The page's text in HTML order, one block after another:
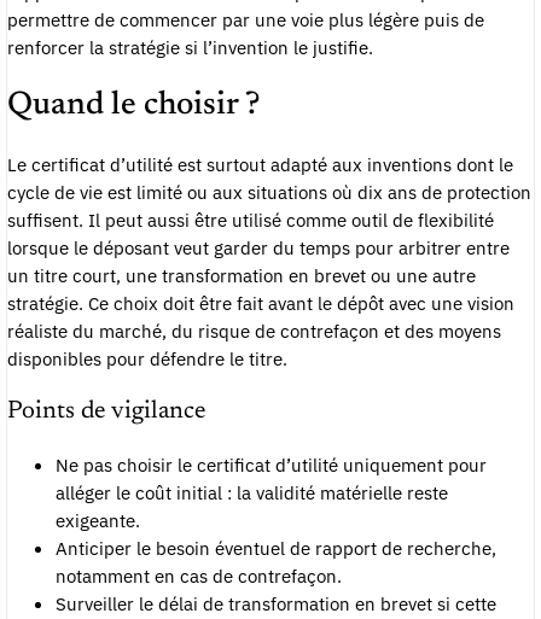
permettre de commencer par une voie plus légère puis de
renforcer la stratégie si l’invention le justifie.
Quand le choisir ?
Le certificat d’utilité est surtout adapté aux inventions dont le
cycle de vie est limité ou aux situations où dix ans de protection
suffisent. Il peut aussi être utilisé comme outil de flexibilité
lorsque le déposant veut garder du temps pour arbitrer entre
un titre court, une transformation en brevet ou une autre
stratégie. Ce choix doit être fait avant le dépôt avec une vision
réaliste du marché, du risque de contrefaçon et des moyens
disponibles pour défendre le titre.
Points de vigilance
Ne pas choisir le certificat d’utilité uniquement pour
alléger le coût initial : la validité matérielle reste
exigeante.
Anticiper le besoin éventuel de rapport de recherche,
notamment en cas de contrefaçon.
Surveiller le délai de transformation en brevet si cette